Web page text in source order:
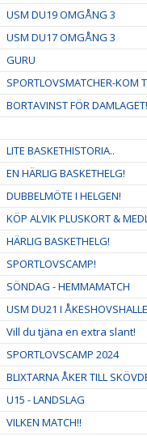
USM DU19 OMGÅNG 3
USM DU17 OMGÅNG 3
GURU
SPORTLOVSMATCHER-KOM
BORTAVINST FÖR DAMLAGET!
LITE BASKETHISTORIA..
EN HÄRLIG BASKETHELG!
DUBBELMÖTE I HELGEN!
KÖP ALVIK PLUSKORT &
HÄRLIG BASKETHELG!
SPORTLOVSCAMP!
SÖNDAG - HEMMAMATCH
USM DU21 I
Vill du tjäna en extra slant!
SPORTLOVSCAMP 2024
BLIXTARNA ÅKER TILL
U15 - LANDSLAG
VILKEN MATCH!!